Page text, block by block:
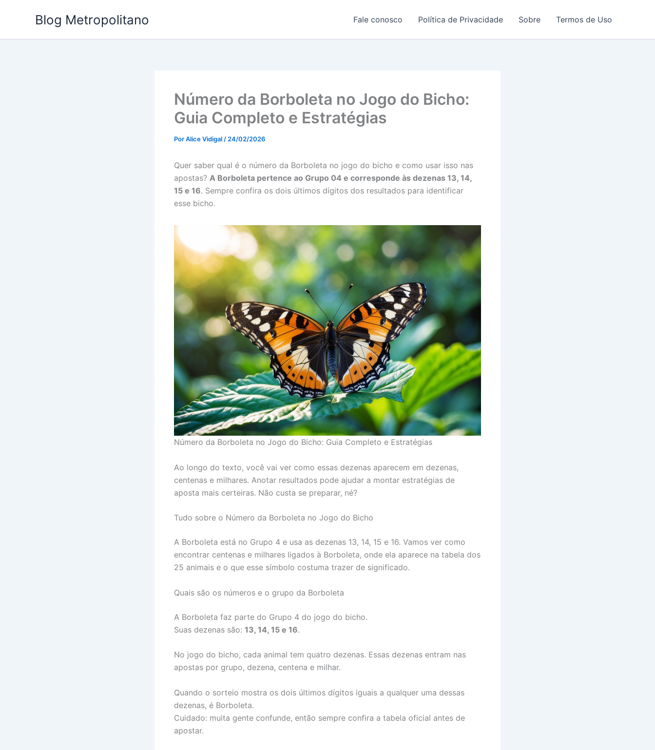
Blog Metropolitano Fale conosco Política de Privacidade Sobre Termos de Uso
Número da Borboleta no Jogo do Bicho:
Guia Completo e Estratégias
PorAlice Vidigal / 24/02/2026
Quer saber qual é o número da Borboleta no jogo do bicho e como usar isso nas
apostas? A Borboleta pertence ao Grupo 04 e corresponde às dezenas 13, 14,
15 e 16. Sempre confira os dois últimos dígitos dos resultados para identificar
esse bicho.
Número da Borboleta no Jogo do Bicho: Guia Completo e Estratégias
Ao longo do texto, você vai ver como essas dezenas aparecem em dezenas,
centenas e milhares. Anotar resultados pode ajudar a montar estratégias de
aposta mais certeiras. Não custa se preparar, né?
Tudo sobre o Número da Borboleta no Jogo do Bicho
A Borboleta está no Grupo 4 e usa as dezenas 13, 14, 15 e 16. Vamos ver como
encontrar centenas e milhares ligados à Borboleta, onde ela aparece na tabela dos
25 animais e o que esse símbolo costuma trazer de significado.
Quais são os números e o grupo da Borboleta
A Borboleta faz parte do Grupo 4 do jogo do bicho.
Suas dezenas são: 13, 14, 15 e 16.
No jogo do bicho, cada animal tem quatro dezenas. Essas dezenas entram nas
apostas por grupo, dezena, centena e milhar.
Quando o sorteio mostra os dois últimos dígitos iguais a qualquer uma dessas
dezenas, é Borboleta.
Cuidado: muita gente confunde, então sempre confira a tabela oficial antes de
apostar.